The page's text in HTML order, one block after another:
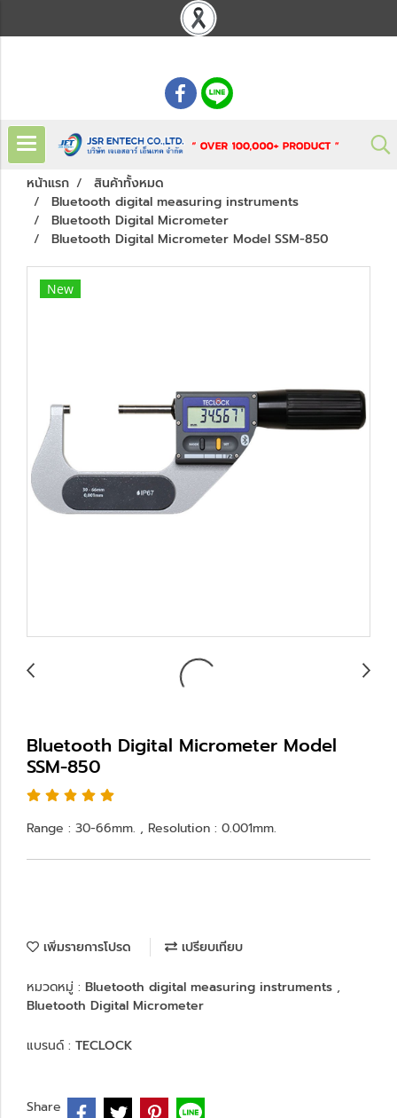
หน้าแรก
สินค้าทั้งหมด
Bluetooth digital measuring instruments
Bluetooth Digital Micrometer
Bluetooth Digital Micrometer Model SSM-850
New
Bluetooth Digital Micrometer Model
SSM-850
Range : 30-66mm. , Resolution : 0.001mm.
เพิ่มรายการโปรด เปรียบเทียบ
หมวดหมู่ : Bluetooth digital measuring instruments ,
Bluetooth Digital Micrometer
แบรนด์ : TECLOCK
Share